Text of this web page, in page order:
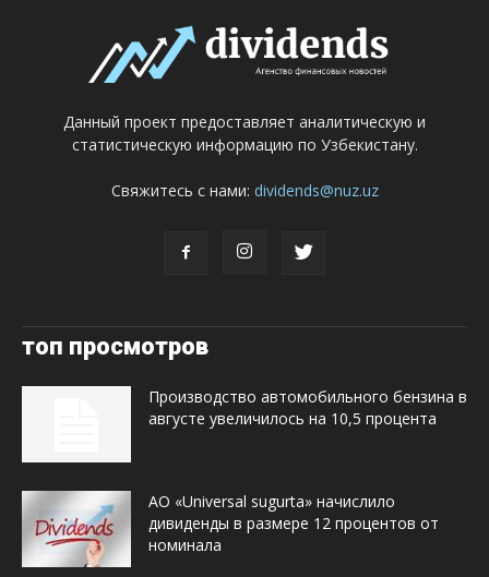
Данный проект предоставляет аналитическую и
статистическую информацию по Узбекистану.
Свяжитесь с нами: dividends@nuz.uz
топ просмотров
Производство автомобильного бензина в
августе увеличилось на 10,5 процента
АО «Universal sugurta» начислило
дивиденды в размере 12 процентов от
номинала